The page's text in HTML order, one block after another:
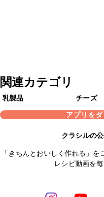
関連カテゴリ
乳製品
チーズ
アプリを
クラシルの
「きちんとおいしく作れる」
レシピ動画を